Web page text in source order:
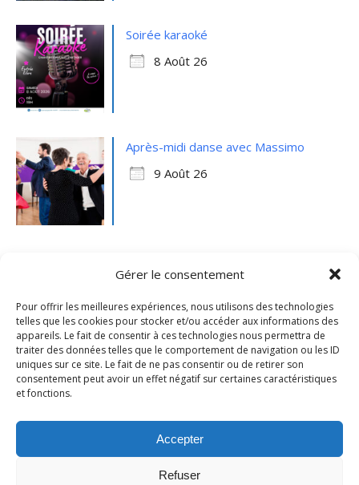
Gérer le consentement
Pour offrir les meilleures expériences, nous utilisons des technologies
telles que les cookies pour stocker et/ou accéder aux informations des
appareils. Le fait de consentir à ces technologies nous permettra de
traiter des données telles que le comportement de navigation ou les ID
uniques sur ce site. Le fait de ne pas consentir ou de retirer son
consentement peut avoir un effet négatif sur certaines caractéristiques
et fonctions.
Accepter
Refuser
Soirée karaoké
8 Août 26
Après-midi danse avec Massimo
9 Août 26
- Ville de Merville -